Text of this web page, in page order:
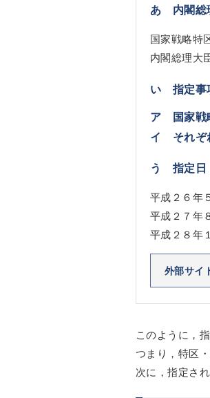
あ 内閣総
国家戦略特
内閣総理大
い 指定事
ア 国家戦
イ それぞ
う 指定日
平成２６年
平成２７年
平成２８年
外部サイ
このように，
つまり，特区
次に，指定さ